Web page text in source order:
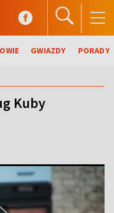
GWIAZDY PORADY
Kuby